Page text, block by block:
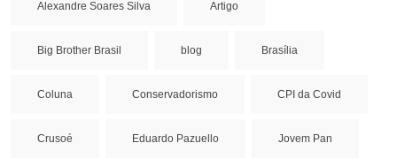
Alexandre Soares Silva Artigo
Big Brother Brasil blog Brasília
Coluna Conservadorismo CPI da Covid
Crusoé Eduardo Pazuello Jovem Pan